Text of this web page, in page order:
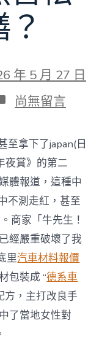
年 5 月 27 日
在
〈被
本)
女
性
追
捧
的
麻
辣
燙，
真
OSDER
奧
斯
德
零
件
尚無留言
至拿下了japan(日
夜賞》的第二
體報道，這種中
不測走紅，甚至
商家「牛先生！
經嚴重破壞了我
里汽車材料報價
包裝成 “德系車
方，主打改良手
了當地女性對